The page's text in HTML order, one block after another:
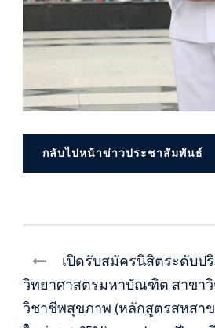
กลับไปหน้าข่าวประชาสัมพันธ์
เปิดรับสมัครนิสิตระดับ
วิทยาศาสตรมหาบัณฑิต สาขา
วิชาชีพสุขภาพ (หลักสูตรสหสา